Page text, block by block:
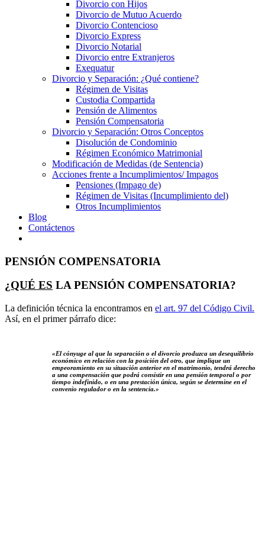
Divorcio con Hijos
Divorcio de Mutuo Acuerdo
Divorcio Contencioso
Divorcio Express
Divorcio Notarial
Divorcio entre Extranjeros
Exequatur
Divorcio y Separación: ¿Qué contiene?
Régimen de Visitas
Custodia Compartida
Pensión de Alimentos
Pensión Compensatoria
Divorcio y Separación: Otros Conceptos
Disolución de Condominio
Régimen Económico Matrimonial
Modificación de Medidas (de Sentencia)
Acciones frente a Incumplimientos/ Impagos
Pensiones (Impago de)
Régimen de Visitas (Incumplimiento del)
Otros Incumplimientos
Blog
Contáctenos
PENSIÓN COMPENSATORIA
¿QUÉ ES LA PENSIÓN COMPENSATORIA?
La definición técnica la encontramos en el art. 97 del Código Civil.
Así, en el primer párrafo dice:
«El cónyuge al que la separación o el divorcio produzca un desequilibrio
económico en relación con la posición del otro, que implique un
empeoramiento en su situación anterioren el matrimonio, tendrá derecho
a una compensación que podrá consistir en una pensión temporal o por
tiempo indefinido, o en una prestación única, según se determine en el
convenio regulador o en la sentencia.»